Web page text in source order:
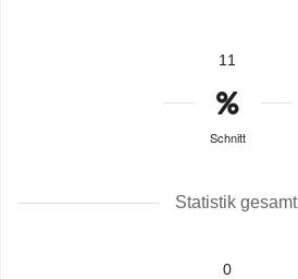
11
Schnitt
Statistik gesamt
0